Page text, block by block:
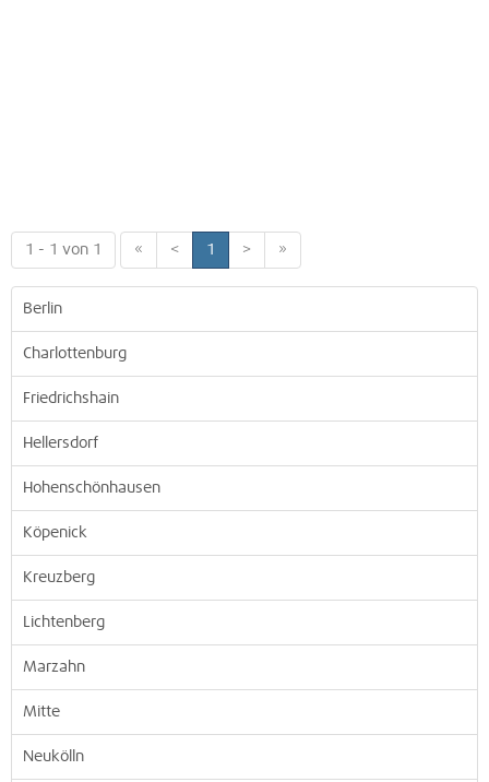
1 - 1 von 1 « < 1 > »
Berlin
Charlottenburg
Friedrichshain
Hellersdorf
Hohenschönhausen
Köpenick
Kreuzberg
Lichtenberg
Marzahn
Mitte
Neukölln